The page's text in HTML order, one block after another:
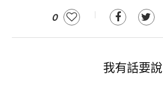
0
我有話要說